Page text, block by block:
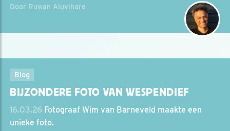
Door Ruwan Aluvihare
Blog
BIJZONDERE FOTO VAN WESPENDIEF
16.03.26 Fotograaf Wim van Barneveld maakte een
unieke foto.